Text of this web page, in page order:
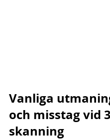
Vanliga
och misstag vid
skanning